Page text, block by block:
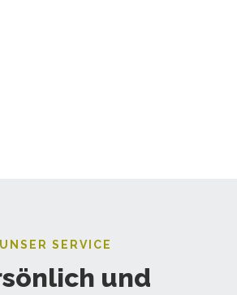
UNSER SERVICE
und